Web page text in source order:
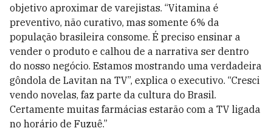
objetivo aproximar de varejistas. “Vitamina é
preventivo, não curativo, mas somente 6% da
população brasileira consome. É preciso ensinar a
vender o produto e calhou de a narrativa ser dentro
do nosso negócio. Estamos mostrando uma verdadeira
gôndola de Lavitan na TV”, explica o executivo. “Cresci
vendo novelas, faz parte da cultura do Brasil.
Certamente muitas farmácias estarão com a TV ligada
no horário de Fuzuê.”